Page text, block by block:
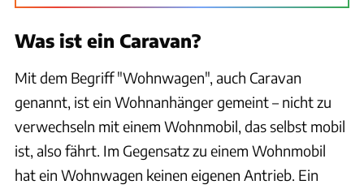
Was ist ein Caravan?
Mit dem Begriff "Wohnwagen", auch Caravan
genannt, ist ein Wohnanhänger gemeint – nicht zu
verwechseln mit einem Wohnmobil, das selbst mobil
ist, also fährt. Im Gegensatz zu einem Wohnmobil
hat ein Wohnwagen keinen eigenen Antrieb. Ein